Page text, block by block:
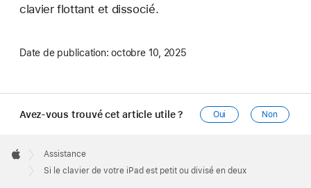
clavier flottant et dissocié.
Date de publication: octobre 10, 2025
Avez-vous trouvé cet article utile ? Oui Non
Footer

Apple
Assistance
Si le clavier de votre iPad est petit ou divisé en deux